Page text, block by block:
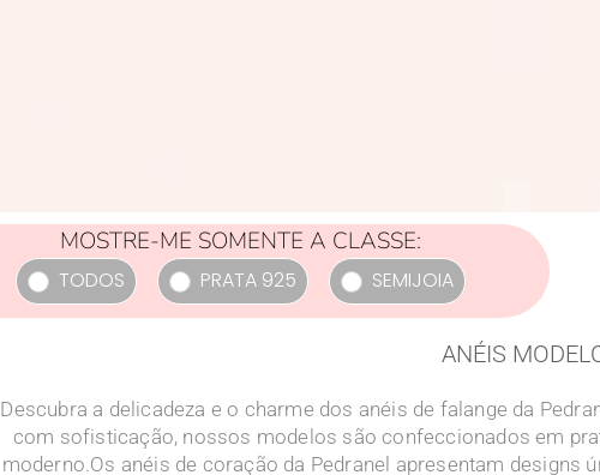
MOSTRE-ME SOMENTE A CLASSE:
TODOS PRATA 925 SEMIJOIA
ANÉIS
Descubra a delicadeza e o charme dos anéis de falange da
com sofisticação, nossos modelos são confeccionados em
moderno.Os anéis de coração da Pedranel apresentam